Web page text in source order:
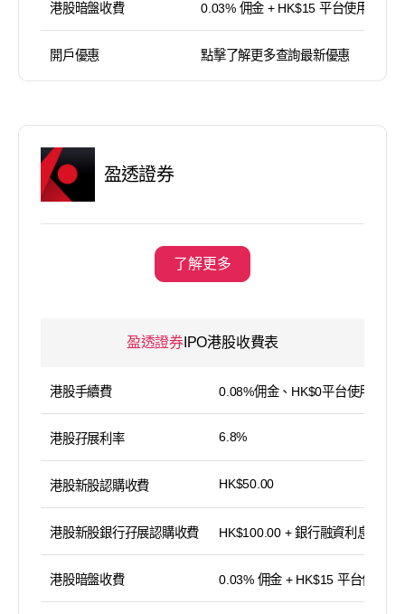
港股暗盤收費 0.03% 佣金 + HK$15 平台使用費
開戶優惠 點擊了解更多查詢最新優惠
盈透證券
了解更多
盈透證券IPO港股收費表
港股手續費 0.08%佣金、HK$0平台使用費
港股孖展利率 6.8%
港股新股認購收費 HK$50.00
港股新股銀行孖展認購收費 HK$100.00 + 銀行融資利息
港股暗盤收費 0.03% 佣金 + HK$15 平台使用費